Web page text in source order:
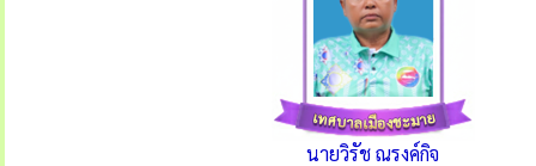
นายวิรัช ณรงค์กิจ